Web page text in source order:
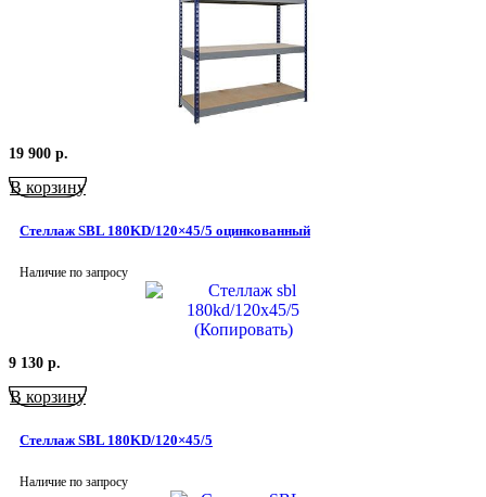
19 900 р.
В корзину
Стеллаж SBL 180KD/120×45/5 оцинкованный
Наличие по запросу
9 130 р.
В корзину
Стеллаж SBL 180KD/120×45/5
Наличие по запросу